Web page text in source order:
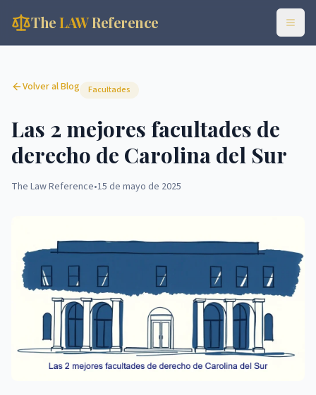
TheLAWReference
Volver al Blog Facultades
Las 2 mejores facultades de
derecho de Carolina del Sur
The Law Reference•15 de mayo de 2025